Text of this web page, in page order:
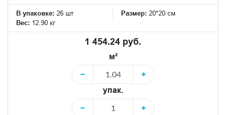
В упаковке: 26 шт Размер: 20*20 см
Вес: 12.90 кг
1 454.24 руб.
м²
−
+
упак.
−
+